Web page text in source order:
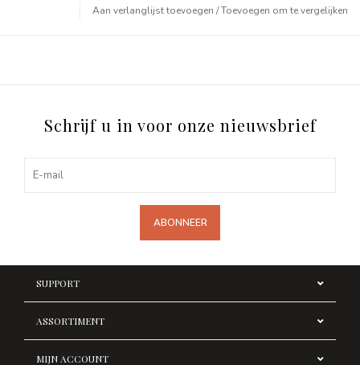
Aan verlanglijst toevoegen /Toevoegen om te vergelijken
Schrijf u in voor onze nieuwsbrief
ABONNEER
SUPPORT
ASSORTIMENT
MIJN ACCOUNT